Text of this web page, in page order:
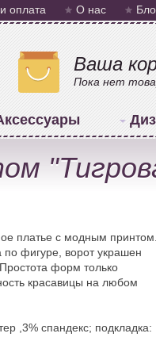
оплата О нас
Ваша
Пока нет
платье с модным принтом.
по фигуре, ворот украшен
форм только
красавицы на любом
,3% спандекс; подкладка: